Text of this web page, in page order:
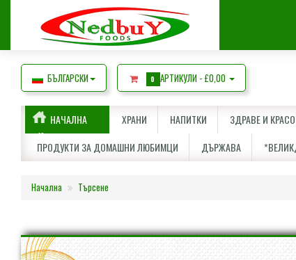
БЪЛГАРСКИ 0 АРТИКУЛИ - £0,00
НАЧАЛНА ХРАНИ НАПИТКИ ЗДРАВЕ И
ПРОДУКТИ ЗА ДОМАШНИ ЛЮБИМЦИ
ДЪРЖАВА
Начална Търсене